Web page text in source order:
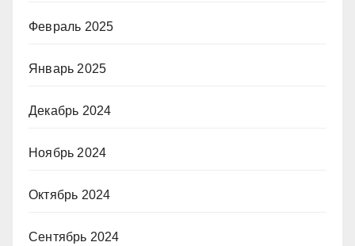
Февраль 2025
Январь 2025
Декабрь 2024
Ноябрь 2024
Октябрь 2024
Сентябрь 2024